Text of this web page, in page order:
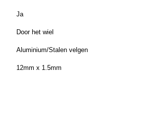
Ja
Door het wiel
Aluminium/Stalen velgen
12mm x 1.5mm